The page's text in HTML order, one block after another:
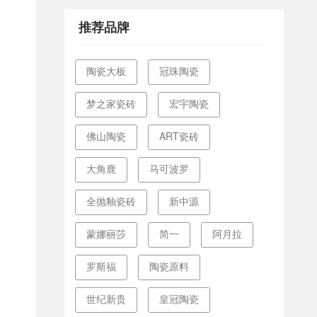
推荐品牌
陶瓷大板 冠珠陶瓷
梦之家瓷砖 宏宇陶瓷
佛山陶瓷 ART瓷砖
大角鹿 马可波罗
全抛釉瓷砖 新中源
蒙娜丽莎 简一 阿月拉
罗斯福 陶瓷原料
世纪新贵 皇冠陶瓷